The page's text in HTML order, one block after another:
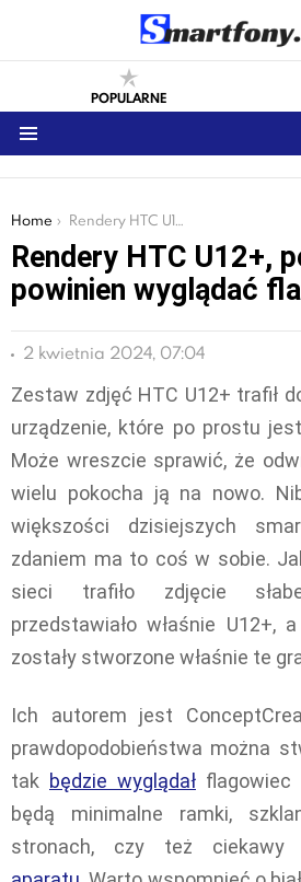
POPULARNE
You are here:
Home Rendery HTC U12+, pokazujące jak powinien wyglądać flagowiec
Rendery HTC U12+,
powinien wyglądać
2 kwietnia 2024, 07:04
Zestaw zdjęć HTC U12+ trafił
urządzenie, które po prostu
Może wreszcie sprawić, że
wielu pokocha ją na nowo.
większości dzisiejszych
zdaniem ma to coś w sobie.
sieci trafiło zdjęcie
przedstawiało właśnie U12+,
zostały stworzone właśnie te
Ich autorem jest
prawdopodobieństwa można
tak będzie wyglądał flagowiec
będą minimalne ramki,
stronach, czy też ciekawy